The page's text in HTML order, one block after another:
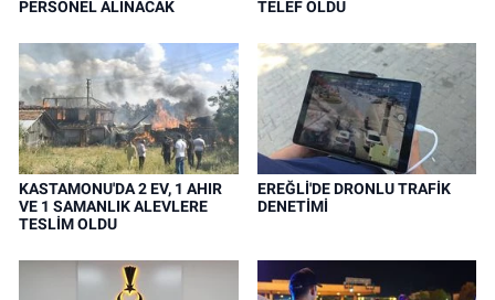
PERSONEL ALINACAK TELEF OLDU
KASTAMONU'DA 2 EV, 1 AHIR
VE 1 SAMANLIK ALEVLERE
TESLİM OLDU
EREĞLİ'DE DRONLU TRAFİK
DENETİMİ